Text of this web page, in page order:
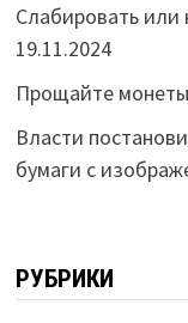
Слабировать или
19.11.2024
Прощайте
Власти
бумаги с
РУБРИКИ